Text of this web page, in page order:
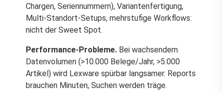
Chargen, Seriennummern), Variantenfertigung,
Multi-Standort-Setups, mehrstufige Workflows:
nicht der Sweet Spot.
Performance-Probleme. Bei wachsendem
Datenvolumen (>10.000 Belege/Jahr, >5.000
Artikel) wird Lexware spürbar langsamer. Reports
brauchen Minuten, Suchen werden träge.